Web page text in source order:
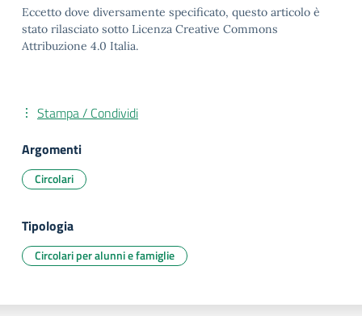
Eccetto dove diversamente specificato, questo articolo è
stato rilasciato sotto Licenza Creative Commons
Attribuzione 4.0 Italia.
Stampa / Condividi
Argomenti
Circolari
Tipologia
Circolari per alunni e famiglie